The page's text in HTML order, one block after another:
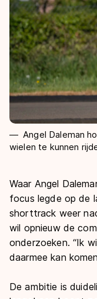
Deze zomer de
Waar kan ik
Alles voor jou als
Evenementen
Tickets
Livestreams
Word schaatsfan!
Winacties
Olympische
Olympische Spelen
Medaille overzicht
Medaillespiegel
Olympische
Van Jong tot Goud
Angel Daleman
wielen te kunnen
Waar Angel
focus legde op de
shorttrack weer
wil opnieuw de
onderzoeken. “Ik
daarmee kan
De ambitie is